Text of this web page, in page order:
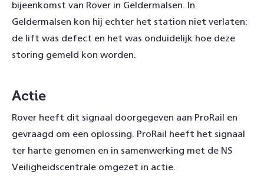
bijeenkomst van Rover in Geldermalsen. In
Geldermalsen kon hij echter het station niet verlaten:
de lift was defect en het was onduidelijk hoe deze
storing gemeld kon worden.
Actie
Rover heeft dit signaal doorgegeven aan ProRail en
gevraagd om een oplossing. ProRail heeft het signaal
ter harte genomen en in samenwerking met de NS
Veiligheidscentrale omgezet in actie.